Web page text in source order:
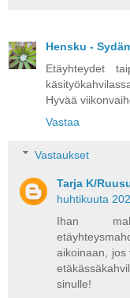
Hensku -
Etäyhteydet
Hyvää
Vastaa
Vastaukset
Tarja K/
huhtikuuta
Ihan
aikoinaan, jos
sinulle!